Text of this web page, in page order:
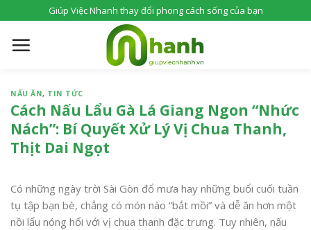
k
Giúp Việc Nhanh thay đổi phong cách sống của bạn
NẤU ĂN, TIN TỨC
Cách Nấu Lẩu Gà Lá Giang Ngon “Nhức
Nách”: Bí Quyết Xử Lý Vị Chua Thanh,
Thịt Dai Ngọt
Có những ngày trời Sài Gòn đổ mưa hay những buổi cuối tuần
tụ tập bạn bè, chẳng có món nào “bắt mồi” và dễ ăn hơn một
nồi lẩu nóng hổi với vị chua thanh đặc trưng. Tuy nhiên, nấu